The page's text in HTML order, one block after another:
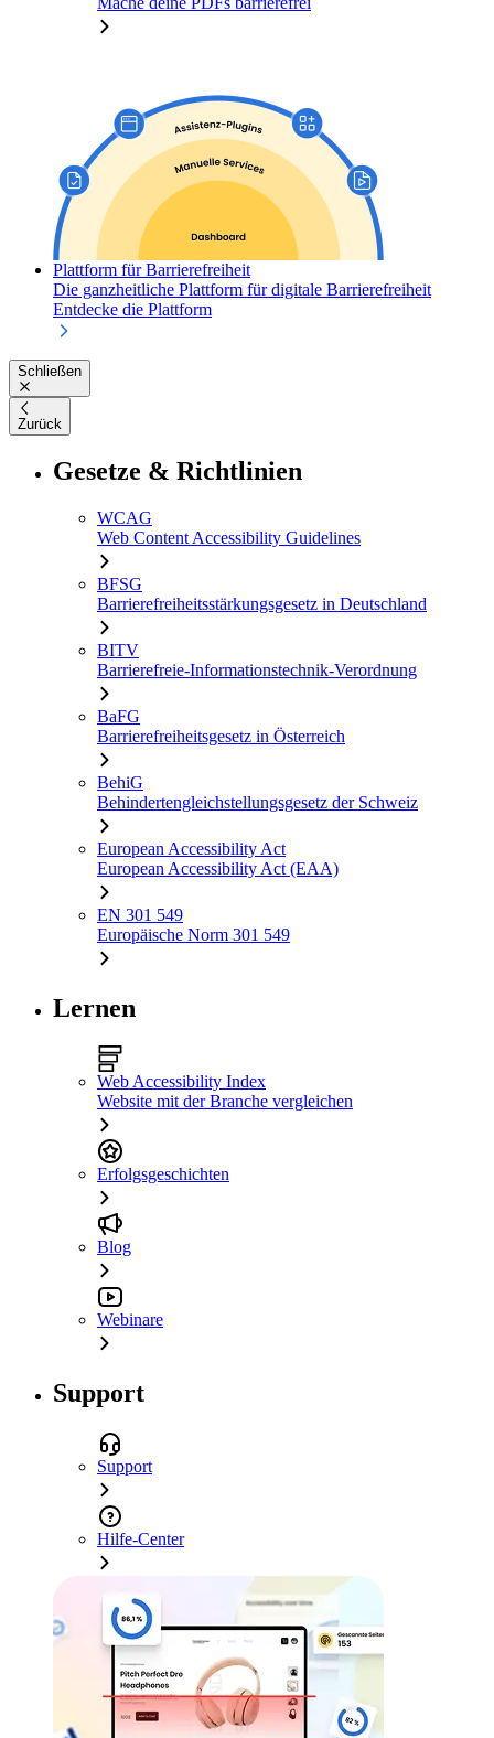
Plattform für Barrierefreiheit
Die ganzheitliche Plattform für digitale Barrierefreiheit
Entdecke die Plattform
Schließen
Zurück
Gesetze & Richtlinien
WCAG
Web Content Accessibility Guidelines
BFSG
Barrierefreiheitsstärkungsgesetz in Deutschland
BITV
Barrierefreie-Informationstechnik-Verordnung
BaFG
Barrierefreiheitsgesetz in Österreich
BehiG
Behindertengleichstellungsgesetz der Schweiz
European Accessibility Act
European Accessibility Act (EAA)
EN 301 549
Europäische Norm 301 549
Lernen
Web Accessibility Index
Website mit der Branche vergleichen
Erfolgsgeschichten
Blog
Webinare
Support
Support
Hilfe-Center